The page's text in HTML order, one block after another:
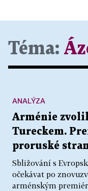
Téma:
Arménie
Tureckem.
proruské
Sbližování s
očekávat po
arménským
ANALÝZA